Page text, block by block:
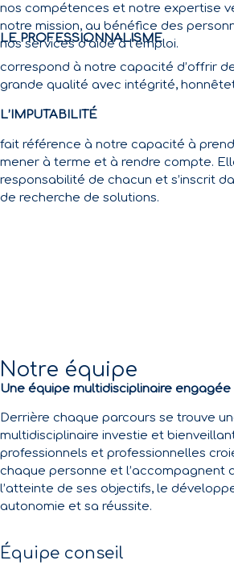
nos compétences et notre expertise
notre mission, au bénéfice des
nos services d’aide à l’emploi.
LE PROFESSIONNALISME
correspond à notre capacité d’offrir
grande qualité avec intégrité,
L’IMPUTABILITÉ
fait référence à notre capacité à
mener à terme et à rendre compte.
responsabilité de chacun et s’inscrit
de recherche de solutions.
Notre équipe
Une équipe multidisciplinaire
Derrière chaque parcours se trouve
multidisciplinaire investie et
professionnels et professionnelles
chaque personne et l’accompagnent
l’atteinte de ses objectifs, le
autonomie et sa réussite.
Équipe conseil